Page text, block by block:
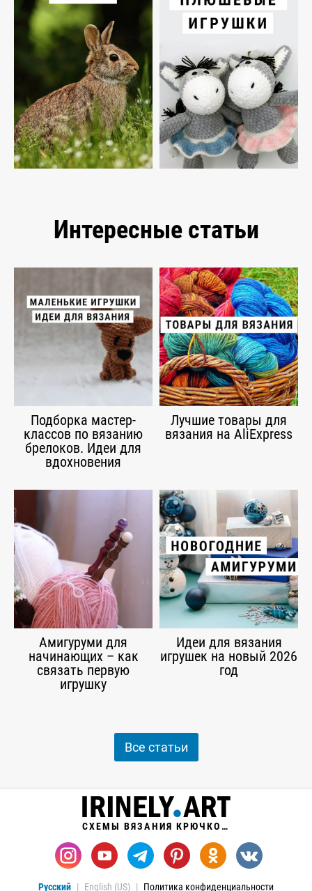
Интересные статьи
Подборка мастер-
классов по вязанию
брелоков. Идеи для
вдохновения
Лучшие товары для
вязания на AliExpress
Амигуруми для
начинающих – как
связать первую
игрушку
Идеи для вязания
игрушек на новый 2026
год
Все статьи
СХЕМЫ ВЯЗАНИЯ КРЮЧКОМ
Русский English (US) Политика конфиденциальности